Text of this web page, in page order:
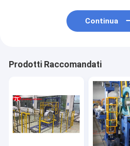
Continua
Prodotti Raccomandati